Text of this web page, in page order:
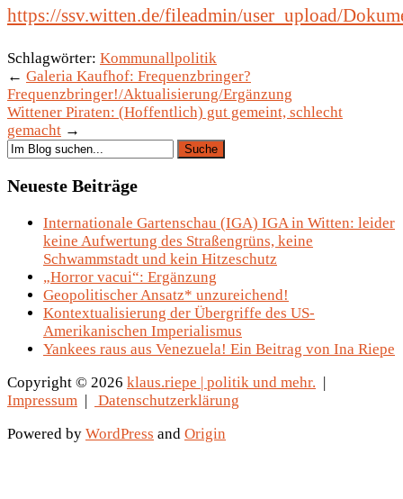
https://ssv.witten.de/fileadmin/user_upload/
Schlagwörter: Kommunallpolitik
← Galeria Kaufhof: Frequenzbringer?
Frequenzbringer!/Aktualisierung/Ergänzung
Wittener Piraten: (Hoffentlich) gut gemeint, schlecht
gemacht →
Neueste Beiträge
Internationale Gartenschau (IGA) IGA in Witten: leider
keine Aufwertung des Straßengrüns, keine
Schwammstadt und kein Hitzeschutz
„Horror vacui“: Ergänzung
Geopolitischer Ansatz* unzureichend!
Kontextualisierung der Übergriffe des US-
Amerikanischen Imperialismus
Yankees raus aus Venezuela! Ein Beitrag von Ina Riepe
Copyright © 2026 klaus.riepe | politik und mehr.
Impressum
Datenschutzerklärung
Powered by WordPress and Origin